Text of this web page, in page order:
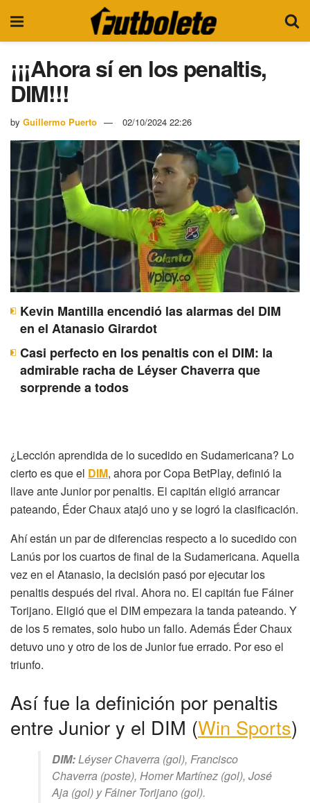
¡¡¡Ahora sí en los penaltis,
DIM!!!
by Guillermo Puerto 02/10/2024 22:26
Kevin Mantilla encendió las alarmas del DIM
en el Atanasio Girardot
Casi perfecto en los penaltis con el DIM: la
admirable racha de Léyser Chaverra que
sorprende a todos
¿Lección aprendida de lo sucedido en Sudamericana? Lo
cierto es que el DIM, ahora por Copa BetPlay, definió la
llave ante Junior por penaltis. El capitán eligió arrancar
pateando, Éder Chaux atajó uno y se logró la clasificación.
Ahí están un par de diferencias respecto a lo sucedido con
Lanús por los cuartos de final de la Sudamericana. Aquella
vez en el Atanasio, la decisión pasó por ejecutar los
penaltis después del rival. Ahora no. El capitán fue Fáiner
Torijano. Eligió que el DIM empezara la tanda pateando. Y
de los 5 remates, solo hubo un fallo. Además Éder Chaux
detuvo uno y otro de los de Junior fue errado. Por eso el
triunfo.
Así fue la definición por penaltis
entre Junior y el DIM (Win Sports)
DIM:Léyser Chaverra (gol), Francisco
Chaverra (poste), Homer Martínez (gol), José
Aja (gol) y Fáiner Torijano (gol).